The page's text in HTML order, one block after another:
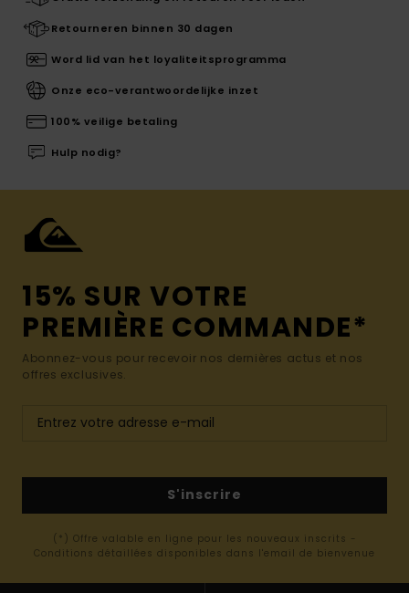
Retourneren binnen 30 dagen
Word lid van het loyaliteitsprogramma
Onze eco-verantwoordelijke inzet
100% veilige betaling
Hulp nodig?
15% SUR VOTRE
PREMIÈRE COMMANDE*
Abonnez-vous pour recevoir nos dernières actus et nos
offres exclusives.
S'inscrire
(*) Offre valable en ligne pour les nouveaux inscrits -
Conditions détaillées disponibles dans l'email de bienvenue